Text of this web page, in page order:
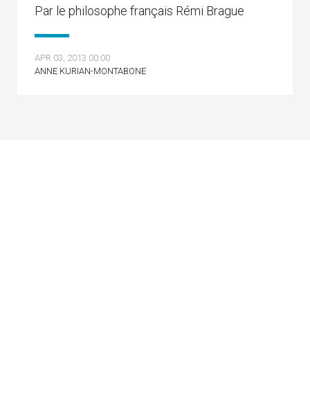
Par le philosophe français Rémi Brague
APR 03, 2013 00:00
ANNE KURIAN-MONTABONE